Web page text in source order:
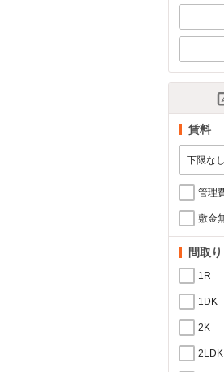
賃料
管理
敷金
間取り
1R
1DK
2K
2LDK